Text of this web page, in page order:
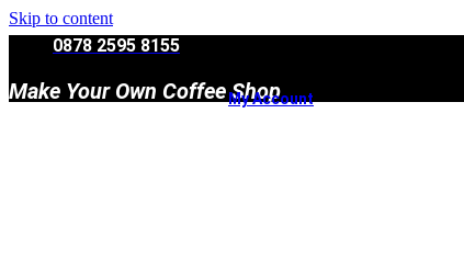
Skip to content
0878 2595 8155
Make Your Own Coffee Shop
My Account